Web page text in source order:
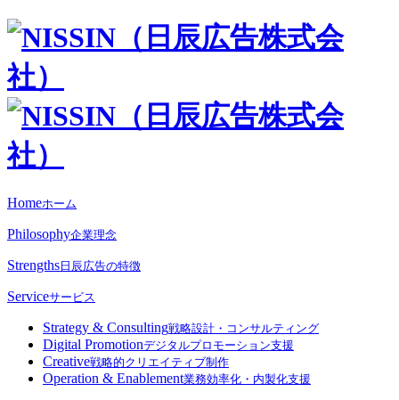
Homeホーム
Philosophy企業理念
Strengths 日辰広告の特徴
Serviceサービス
Strategy & Consulting戦略設計・コンサルティング
Digital Promotionデジタルプロモーション支援
Creative戦略的クリエイティブ制作
Operation & Enablement業務効率化・内製化支援